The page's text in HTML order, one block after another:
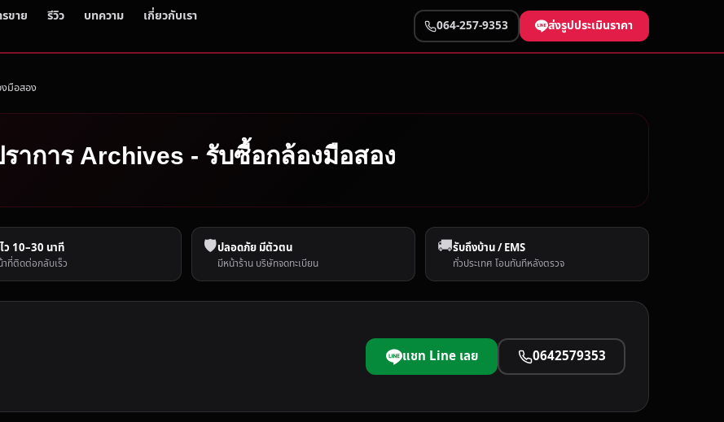
ขาย รีวิว บทความ เกี่ยวกับเรา
064-257-9353 ส่งรูปประเมินราคา
มือสอง
าการ Archives - รับซื้อกล้องมือสอง
ว 10–30 นาที
าที่ติดต่อกลับเร็ว
🛡️ปลอดภัย มีตัวตน
มีหน้าร้าน บริษัทจดทะเบียน
🚚รับถึงบ้าน / EMS
ทั่วประเทศ โอนทันทีหลังตรวจ
แชท Line เลย 0642579353